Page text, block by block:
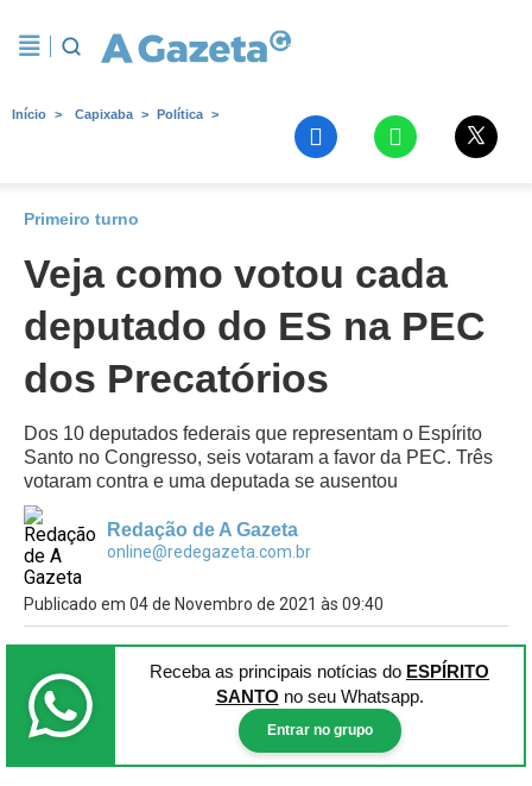
Início Capixaba Política
Primeiro turno
Veja como votou cada
deputado do ES na PEC
dos Precatórios
Dos 10 deputados federais que representam o Espírito
Santo no Congresso, seis votaram a favor da PEC. Três
votaram contra e uma deputada se ausentou
Redação de A Gazeta
online@redegazeta.com.br
Publicado em 04 de Novembro de 2021 às 09:40
Receba as principais notícias do ESPÍRITO
SANTO no seu Whatsapp.
Entrar no grupo